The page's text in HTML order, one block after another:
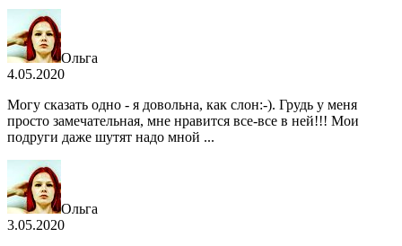
Ольга
4.05.2020
Могу сказать одно - я довольна, как слон:-). Грудь у меня
просто замечательная, мне нравится все-все в ней!!! Мои
подруги даже шутят надо мной ...
Ольга
3.05.2020